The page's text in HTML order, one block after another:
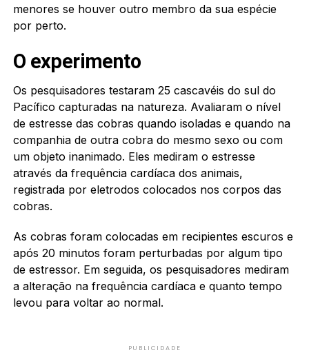
menores se houver outro membro da sua espécie
por perto.
O experimento
Os pesquisadores testaram 25 cascavéis do sul do
Pacífico capturadas na natureza. Avaliaram o nível
de estresse das cobras quando isoladas e quando na
companhia de outra cobra do mesmo sexo ou com
um objeto inanimado. Eles mediram o estresse
através da frequência cardíaca dos animais,
registrada por eletrodos colocados nos corpos das
cobras.
As cobras foram colocadas em recipientes escuros e
após 20 minutos foram perturbadas por algum tipo
de estressor. Em seguida, os pesquisadores mediram
a alteração na frequência cardíaca e quanto tempo
levou para voltar ao normal.
PUBLICIDADE